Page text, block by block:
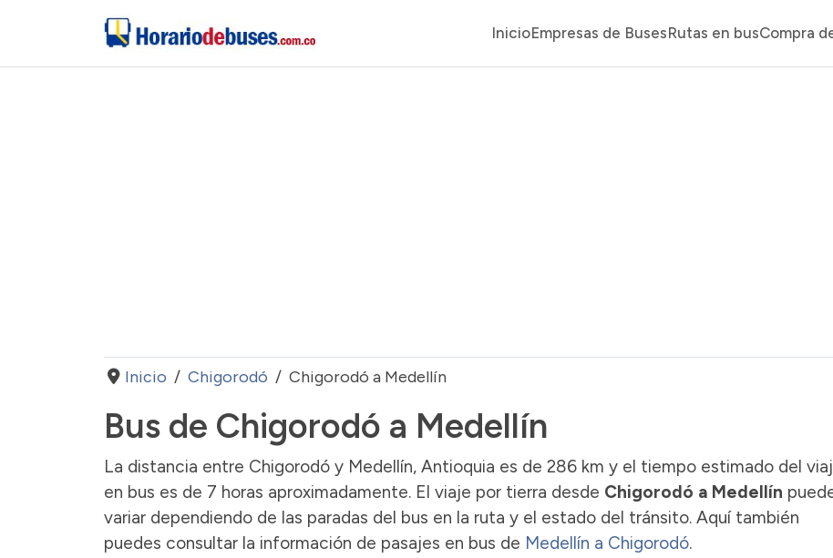
InicioEmpresas de BusesRutas en busCompra
Inicio Chigorodó Chigorodó a Medellín
Bus de Chigorodó a Medellín
La distancia entre Chigorodó y Medellín, Antioquia es de 286 km y el tiempo estimado del
en bus es de 7 horas aproximadamente. El viaje por tierra desde Chigorodó a Medellín
variar dependiendo de las paradas del bus en la ruta y el estado del tránsito. Aquí también
puedes consultar la información de pasajes en bus de Medellín a Chigorodó.